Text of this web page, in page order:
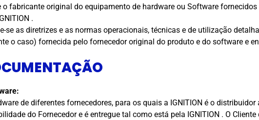
o fabricante original do equipamento de hardware ou Software
.
se as diretrizes e as normas operacionais, técnicas e de utilização
o caso) fornecida pelo fornecedor original do produto e do software e
de diferentes fornecedores, para os quais a IGNITION é o
do Fornecedor e é entregue tal como está pela IGNITION . O